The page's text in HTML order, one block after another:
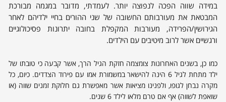
במידה שווה הפכה לנפוצה יותר. לעמדתי, מדובר במגמה מבורכת
המבטאת את מעורבותם החשובה של שני ההורים בחיי ילדיהם לאחר
הגירושין/הפרידה, מעורבות המקפלת בחובה יתרונות פסיכולוגיים
ורגשיים אשר לרוב מיטיבים עם הילדים.
כמו כן, בשנים האחרונות צומצמה חזקת הגיל הרך, אשר קבעה כי טובתו של
ילד מתחת לגיל 6 הינה להישאר במשמורת אמו עם פירוד הצדדים. כיום, כל
מקרה נבחן לגופו, ולפנינו מציאות אשר מאפשרת גם חלוקת זמנים שווה (או
שואפת לשווה) אף אם טרם מלאו לילד 6 שנים.